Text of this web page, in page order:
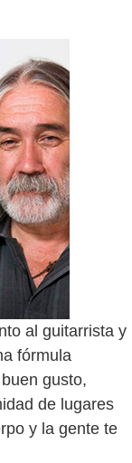
al guitarrista y
fórmula
gusto,
de lugares
y la gente te